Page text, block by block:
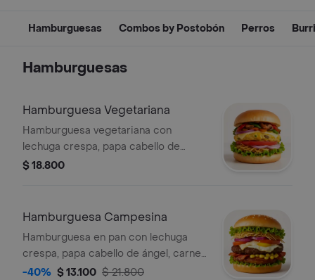
Hamburguesas Combos by Postobón Perros
Hamburguesas
Hamburguesa Vegetariana
Hamburguesa vegetariana con
lechuga crespa, papa cabello de
ángel, cebolla, queso, salsas de la
salteados.
$ 18.800
Hamburguesa Campesina
Hamburguesa en pan con lechuga
crespa, papa cabello de ángel, carne
de res, cebolla en rodajas, queso,
-40% $ 13.100 $ 21.800